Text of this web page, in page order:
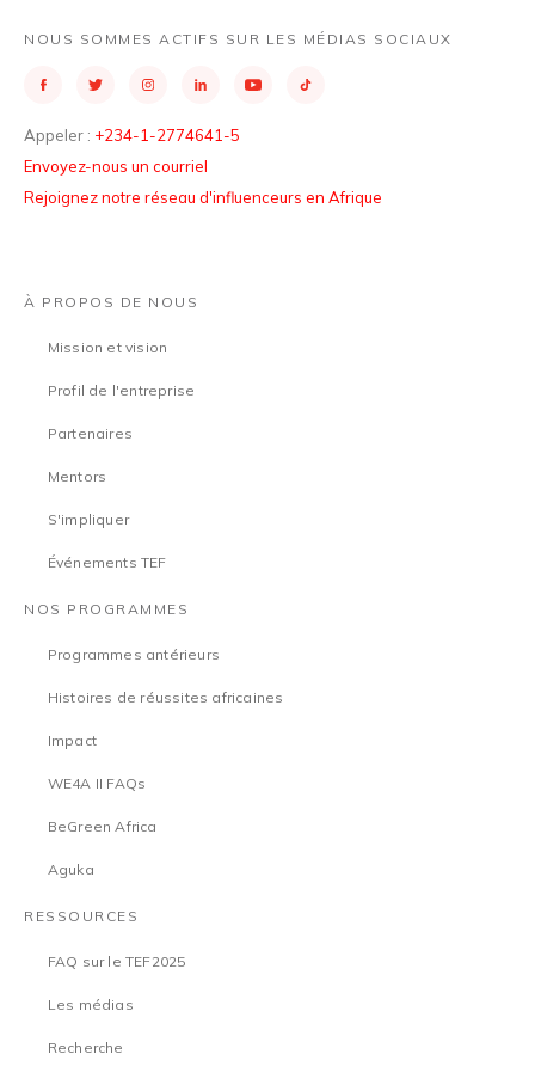
NOUS SOMMES ACTIFS SUR LES MÉDIAS SOCIAUX
Appeler : +234-1-2774641-5
Envoyez-nous un courriel
Rejoignez notre réseau d'influenceurs en Afrique
À PROPOS DE NOUS
Mission et vision
Profil de l'entreprise
Partenaires
Mentors
S'impliquer
Événements TEF
NOS PROGRAMMES
Programmes antérieurs
Histoires de réussites africaines
Impact
WE4A II FAQs
BeGreen Africa
Aguka
RESSOURCES
FAQ sur le TEF2025
Les médias
Recherche